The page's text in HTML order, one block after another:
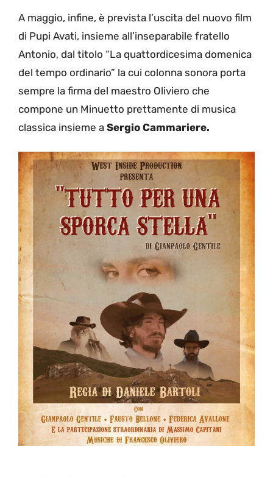
A maggio, infine, è prevista l’uscita del nuovo film
di Pupi Avati, insieme all’inseparabile fratello
Antonio, dal titolo “La quattordicesima domenica
del tempo ordinario” la cui colonna sonora porta
sempre la firma del maestro Oliviero che
compone un Minuetto prettamente di musica
classica insieme a Sergio Cammariere.